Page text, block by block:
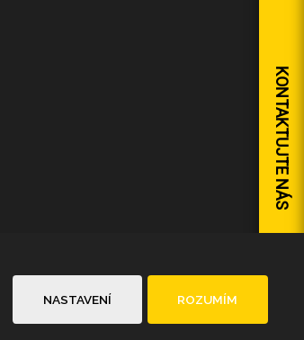
KONTAKTUJTE NÁS
NASTAVENÍ ROZUMÍM